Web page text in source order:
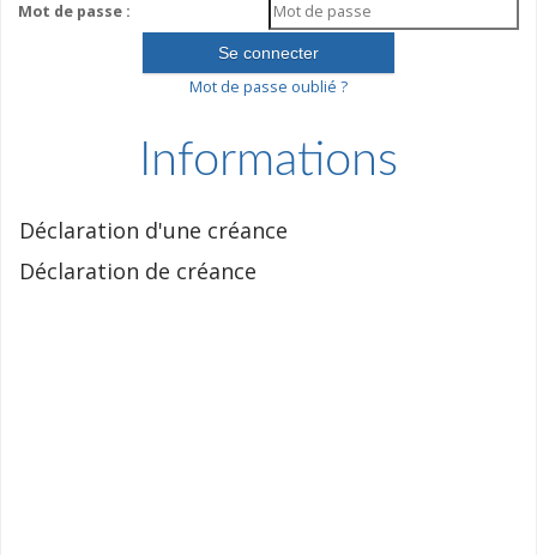
Mot de passe :
Mot de passe oublié ?
Informations
Déclaration d'une créance
Déclaration de créance